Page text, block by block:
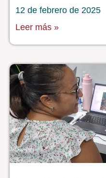
12 de febrero de 2025
Leer más »